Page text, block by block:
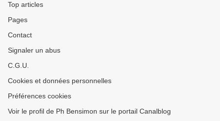
Top articles
Pages
Contact
Signaler un abus
C.G.U.
Cookies et données personnelles
Préférences cookies
Voir le profil de Ph Bensimon sur le portail Canalblog